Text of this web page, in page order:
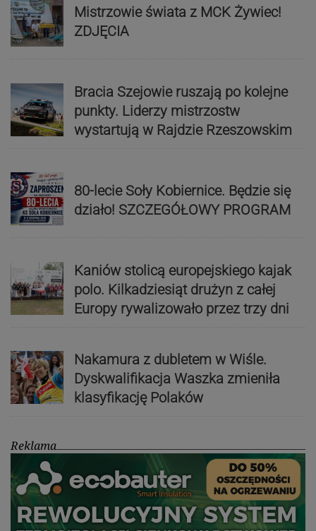
Mistrzowie świata z MCK Żywiec!
ZDJĘCIA
Bracia Szejowie ruszają po kolejne
punkty. Liderzy mistrzostw
wystartują w Rajdzie Rzeszowskim
80-lecie Soły Kobiernice. Będzie się
działo! SZCZEGÓŁOWY PROGRAM
Kaniów stolicą europejskiego kajak
polo. Kilkadziesiąt drużyn z całej
Europy rywalizowało przez trzy dni
Nakamura z dubletem w Wiśle.
Dyskwalifikacja Waszka zmieniła
klasyfikację Polaków
Reklama